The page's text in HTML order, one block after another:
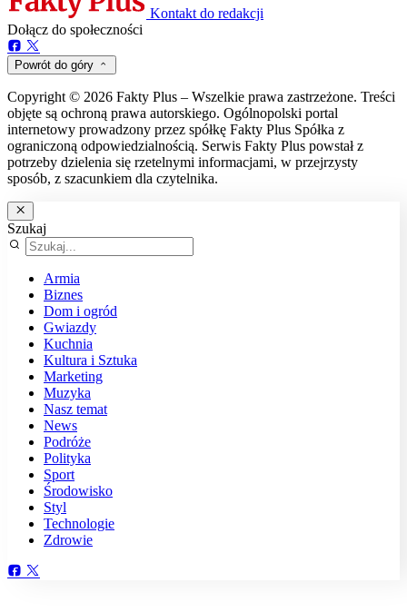
Kontakt do redakcji
Dołącz do społeczności
Powrót do góry
Copyright © 2026 Fakty Plus – Wszelkie prawa zastrzeżone. Treści
objęte są ochroną prawa autorskiego. Ogólnopolski portal
internetowy prowadzony przez spółkę Fakty Plus Spółka z
ograniczoną odpowiedzialnością. Serwis Fakty Plus powstał z
potrzeby dzielenia się rzetelnymi informacjami, w przejrzysty
sposób, z szacunkiem dla czytelnika.
Szukaj
Armia
Biznes
Dom i ogród
Gwiazdy
Kuchnia
Kultura i Sztuka
Marketing
Muzyka
Nasz temat
News
Podróże
Polityka
Sport
Środowisko
Styl
Technologie
Zdrowie